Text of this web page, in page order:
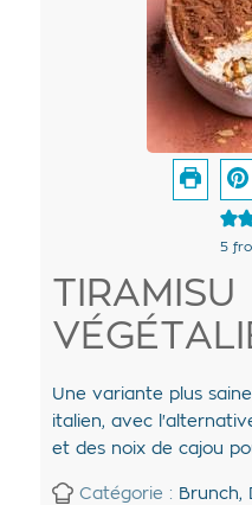
5
TIRAMISU
Une variante plus
italien, avec
et des noix de cajou
Catégorie : Brunch,